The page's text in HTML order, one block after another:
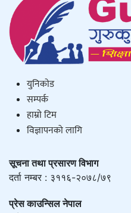
युनिकाेड
सम्पर्क
हाम्राे टिम
विज्ञापनको लागि
सूचना तथा प्रसारण विभाग
दर्ता नम्बर : ३११६-२०७८/७९
प्रेस काउन्सिल नेपाल